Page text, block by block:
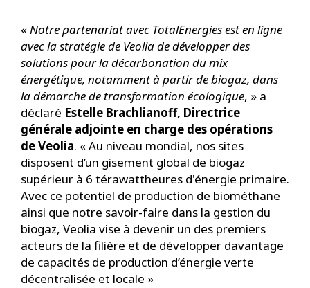
«Notre partenariat avec TotalEnergies est en ligne
avec la stratégie de Veolia de développer des
solutions pour la décarbonation du mix
énergétique, notamment à partir de biogaz, dans
la démarche de transformation écologique, » a
déclaré Estelle Brachlianoff, Directrice
générale adjointe en charge des opérations
de Veolia. « Au niveau mondial, nos sites
disposent d’un gisement global de biogaz
supérieur à 6 térawattheures d'énergie primaire.
Avec ce potentiel de production de biométhane
ainsi que notre savoir-faire dans la gestion du
biogaz, Veolia vise à devenir un des premiers
acteurs de la filière et de développer davantage
de capacités de production d’énergie verte
décentralisée et locale »